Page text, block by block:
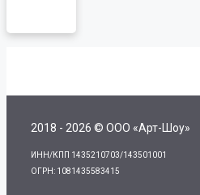
2018 - 2026 © ООО «Арт-Шоу»
ИНН/КПП 1435210703/143501001
ОГРН: 1081435583415